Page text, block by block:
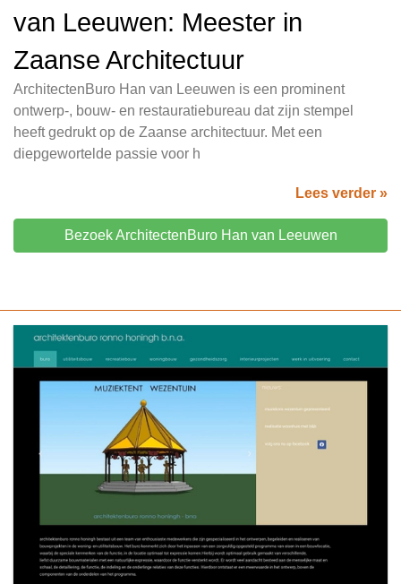
van Leeuwen: Meester in
Zaanse Architectuur
ArchitectenBuro Han van Leeuwen is een prominent
ontwerp-, bouw- en restauratiebureau dat zijn stempel
heeft gedrukt op de Zaanse architectuur. Met een
diepgewortelde passie voor h
Lees verder »
Bezoek ArchitectenBuro Han van Leeuwen